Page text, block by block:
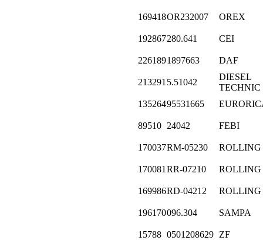
169418OR232007 OREX
192867280.641 CEI
2261891897663 DAF
213291 5.51042
DIESEL
TECHNIC
13526495531665
89510 24042 FEBI
170037RM-05230 ROLLING
170081 RR-07210 ROLLING
169986RD-04212 ROLLING
196170096.304 SAMPA
15788 0501208629 ZF